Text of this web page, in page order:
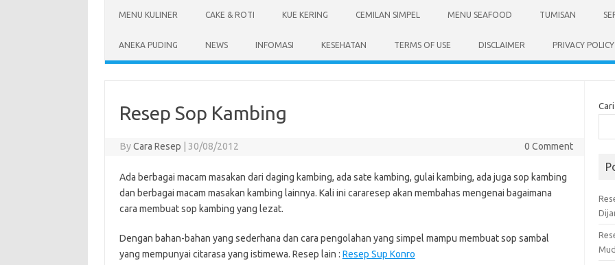
MENU KULINER CAKE & ROTI KUE KERING CEMILAN SIMPEL MENU SEAFOOD TUMISAN
ANEKA PUDING NEWS INFOMASI KESEHATAN TERMS OF USE DISCLAIMER PRIVACY POLICY
Resep Sop Kambing
ByCara Resep | 30/08/2012 0 Comment
Ada berbagai macam masakan dari daging kambing, ada sate kambing, gulai kambing, ada juga sop kambing
dan berbagai macam masakan kambing lainnya. Kali ini cararesep akan membahas mengenai bagaimana
cara membuat sop kambing yang lezat.
Dengan bahan-bahan yang sederhana dan cara pengolahan yang simpel mampu membuat sop sambal
yang mempunyai citarasa yang istimewa. Resep lain : Resep Sup Konro
Cari